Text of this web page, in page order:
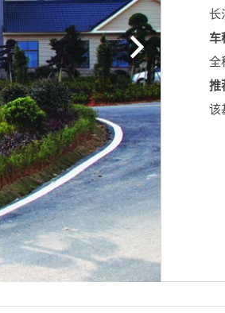
长
车
全
推
该